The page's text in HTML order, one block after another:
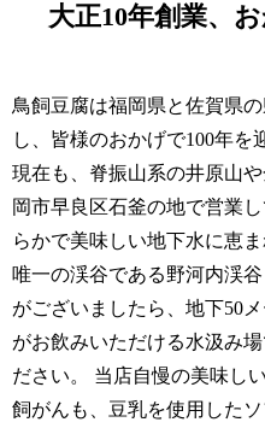
大正10年創業、
鳥飼豆腐は福岡県と佐賀県
し、皆様のおかげで100年を
現在も、脊振山系の井原山
岡市早良区石釜の地で営業
らかで美味しい地下水に恵
唯一の渓谷である野河内渓
がございましたら、地下50
がお飲みいただける水汲み
ださい。 当店自慢の美味し
飼がんも、豆乳を使用した